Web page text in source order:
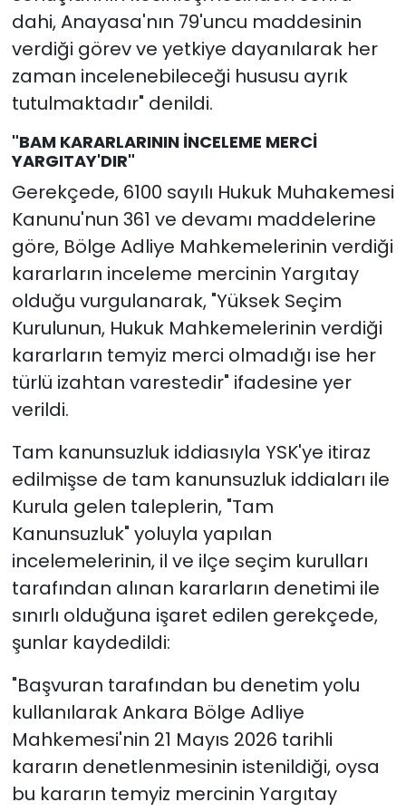
dahi, Anayasa'nın 79'uncu maddesinin
verdiği görev ve yetkiye dayanılarak her
zaman incelenebileceği hususu ayrık
tutulmaktadır" denildi.
"BAM KARARLARININ İNCELEME MERCİ
YARGITAY'DIR"
Gerekçede, 6100 sayılı Hukuk Muhakemesi
Kanunu'nun 361 ve devamı maddelerine
göre, Bölge Adliye Mahkemelerinin verdiği
kararların inceleme mercinin Yargıtay
olduğu vurgulanarak, "Yüksek Seçim
Kurulunun, Hukuk Mahkemelerinin verdiği
kararların temyiz merci olmadığı ise her
türlü izahtan varestedir" ifadesine yer
verildi.
Tam kanunsuzluk iddiasıyla YSK'ye itiraz
edilmişse de tam kanunsuzluk iddiaları ile
Kurula gelen taleplerin, "Tam
Kanunsuzluk" yoluyla yapılan
incelemelerinin, il ve ilçe seçim kurulları
tarafından alınan kararların denetimi ile
sınırlı olduğuna işaret edilen gerekçede,
şunlar kaydedildi:
"Başvuran tarafından bu denetim yolu
kullanılarak Ankara Bölge Adliye
Mahkemesi'nin 21 Mayıs 2026 tarihli
kararın denetlenmesinin istenildiği, oysa
bu kararın temyiz mercinin Yargıtay